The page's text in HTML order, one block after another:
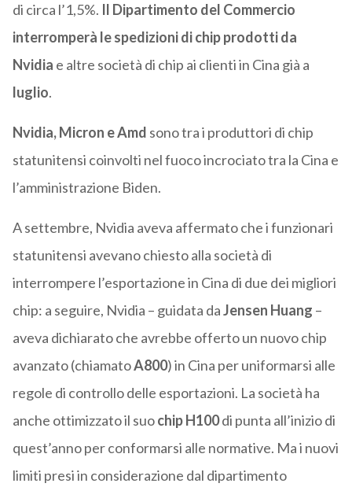
di circa l’1,5%. Il Dipartimento del Commercio
interromperà le spedizioni di chip prodotti da
Nvidia e altre società di chip ai clienti in Cina già a
luglio.
Nvidia, Micron e Amd sono tra i produttori di chip
statunitensi coinvolti nel fuoco incrociato tra la Cina e
l’amministrazione Biden.
A settembre, Nvidia aveva affermato che i funzionari
statunitensi avevano chiesto alla società di
interrompere l’esportazione in Cina di due dei migliori
chip: a seguire, Nvidia – guidata daJensen Huang –
aveva dichiarato che avrebbe offerto un nuovo chip
avanzato (chiamatoA800) in Cina per uniformarsi alle
regole di controllo delle esportazioni. La società ha
anche ottimizzato il suochip H100di punta all’inizio di
quest’anno per conformarsi alle normative. Ma i nuovi
limiti presi in considerazione dal dipartimento